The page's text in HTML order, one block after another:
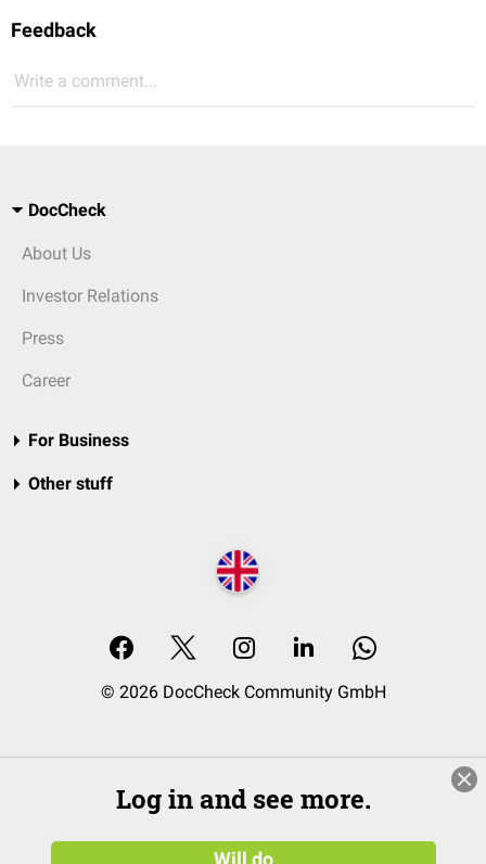
Feedback
Write a comment...
DocCheck
About Us
Investor Relations
Press
Career
For Business
Other stuff
© 2026 DocCheck Community GmbH
Log in and see more.
Will do